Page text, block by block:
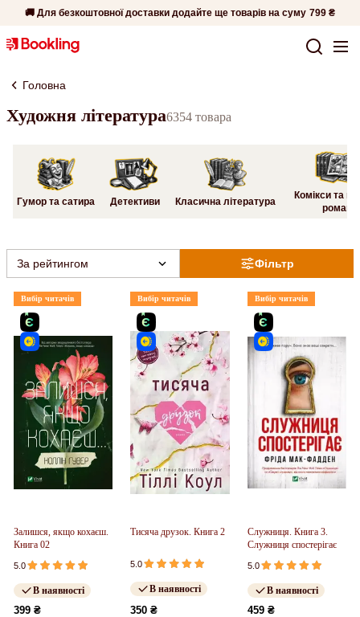
🚚 Для безкоштовної доставки додайте ще товарів на суму 799 ₴
Головна
Художня література6354 товара
Гумор та сатира Детективи Класична література
Комікси та
романи
Фільтр
За рейтингом
Вибір читачів
Залишся, якщо кохаєш.
Книга 02
5.0
В наявності
399 ₴
Вибір читачів
Тисяча друзок. Книга 2
5.0
В наявності
350 ₴
Вибір читачів
Служниця. Книга 3.
Служниця спостерігає
5.0
В наявності
459 ₴